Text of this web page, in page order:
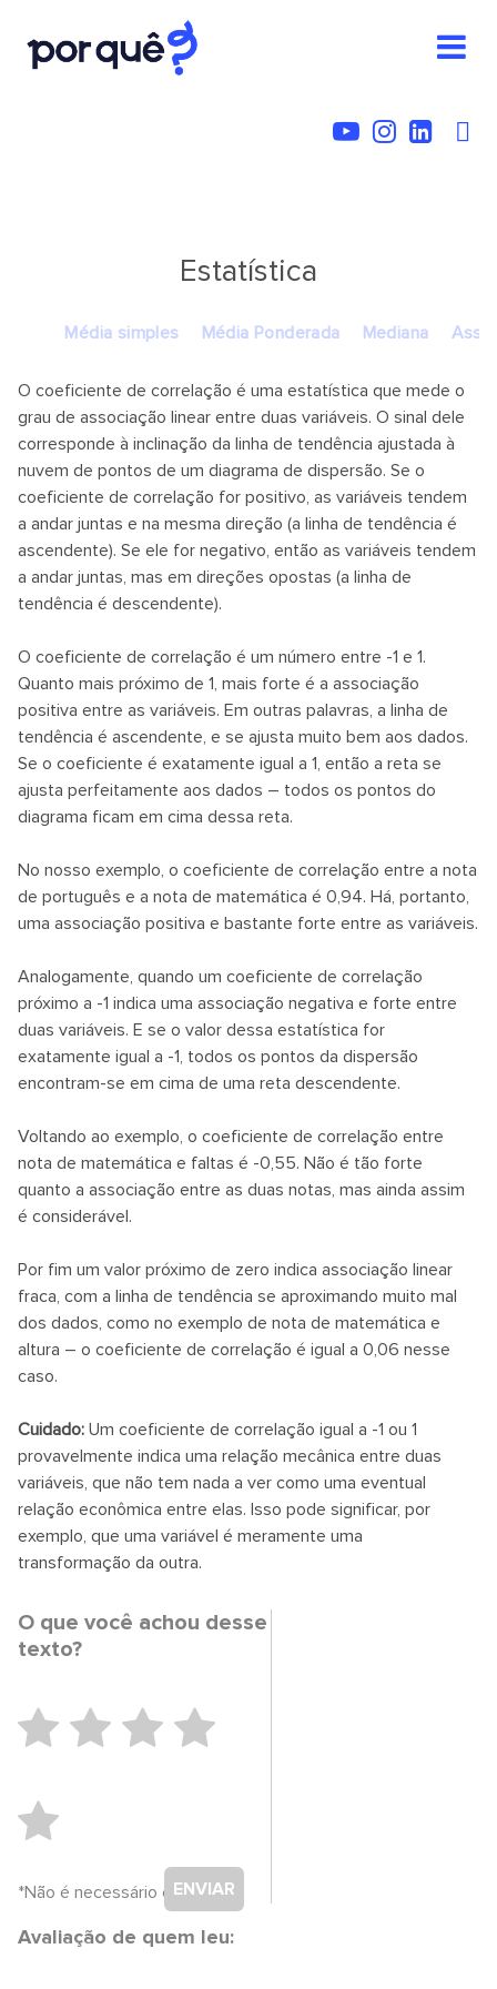
Estatística
Média simples Média Ponderada Mediana
O coeficiente de correlação é uma estatística que mede o
grau de associação linear entre duas variáveis. O sinal dele
corresponde à inclinação da linha de tendência ajustada à
nuvem de pontos de um diagrama de dispersão. Se o
coeficiente de correlação for positivo, as variáveis tendem
a andar juntas e na mesma direção (a linha de tendência é
ascendente). Se ele for negativo, então as variáveis tendem
a andar juntas, mas em direções opostas (a linha de
tendência é descendente).
O coeficiente de correlação é um número entre -1 e 1.
Quanto mais próximo de 1, mais forte é a associação
positiva entre as variáveis. Em outras palavras, a linha de
tendência é ascendente, e se ajusta muito bem aos dados.
Se o coeficiente é exatamente igual a 1, então a reta se
ajusta perfeitamente aos dados – todos os pontos do
diagrama ficam em cima dessa reta.
No nosso exemplo, o coeficiente de correlação entre a nota
de português e a nota de matemática é 0,94. Há, portanto,
uma associação positiva e bastante forte entre as variáveis.
Analogamente, quando um coeficiente de correlação
próximo a -1 indica uma associação negativa e forte entre
duas variáveis. E se o valor dessa estatística for
exatamente igual a -1, todos os pontos da dispersão
encontram-se em cima de uma reta descendente.
Voltando ao exemplo, o coeficiente de correlação entre
nota de matemática e faltas é -0,55. Não é tão forte
quanto a associação entre as duas notas, mas ainda assim
é considerável.
Por fim um valor próximo de zero indica associação linear
fraca, com a linha de tendência se aproximando muito mal
dos dados, como no exemplo de nota de matemática e
altura – o coeficiente de correlação é igual a 0,06 nesse
caso.
Cuidado:Um coeficiente de correlação igual a -1 ou 1
provavelmente indica uma relação mecânica entre duas
variáveis, que não tem nada a ver como uma eventual
relação econômica entre elas. Isso pode significar, por
exemplo, que uma variável é meramente uma
transformação da outra.
O que você achou desse
texto?
ENVIAR
*Não é necessário cadastro.
Avaliação de quem leu: